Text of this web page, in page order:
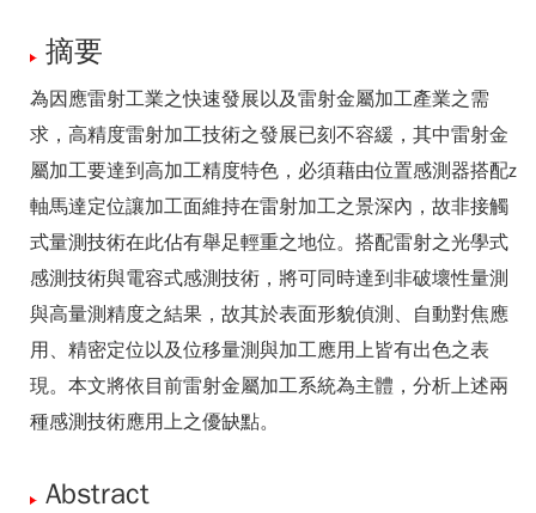
摘要
為因應雷射工業之快速發展以及雷射金屬加工產業之需
求，高精度雷射加工技術之發展已刻不容緩，其中雷射金
屬加工要達到高加工精度特色，必須藉由位置感測器搭配z
軸馬達定位讓加工面維持在雷射加工之景深內，故非接觸
式量測技術在此佔有舉足輕重之地位。搭配雷射之光學式
感測技術與電容式感測技術，將可同時達到非破壞性量測
與高量測精度之結果，故其於表面形貌偵測、自動對焦應
用、精密定位以及位移量測與加工應用上皆有出色之表
現。本文將依目前雷射金屬加工系統為主體，分析上述兩
種感測技術應用上之優缺點。
Abstract